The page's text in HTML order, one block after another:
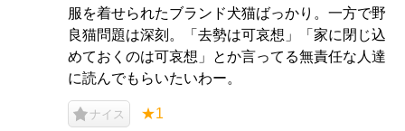
服を着せられたブランド犬猫ばっかり。一方で野
良猫問題は深刻。「去勢は可哀想」「家に閉じ込
めておくのは可哀想」とか言ってる無責任な人達
に読んでもらいたいわー。
ナイス ★1